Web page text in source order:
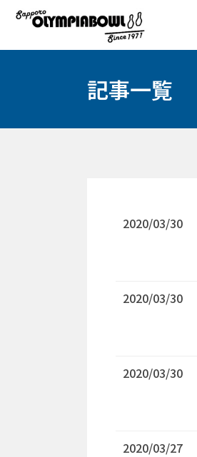
記事一覧
2020/03/30
2020/03/30
2020/03/30
2020/03/27